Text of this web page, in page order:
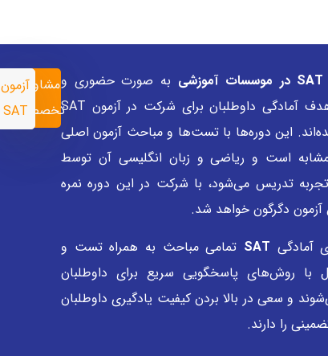
به صورت حضوری و
آنلاین با هدف آمادگی داوطلبان برای شرکت در آزمون SAT
این دوره‌ها با تست‌ها و مباحث آزمون اصلی
است و ریاضی و زبان انگلیسی آن توسط
تجربه تدریس می‌شود، با شرکت در این دوره نمره
آزمون دگرگون خواهد شد.
آمادگی SAT تمامی مباحث به همراه تست و
با روش‌های پاسخگویی سریع برای داوطلبان
و سعی در بالا بردن کیفیت یادگیری داوطلبان
را دارند.
مشاوره
تخصصی
آزمون
SAT